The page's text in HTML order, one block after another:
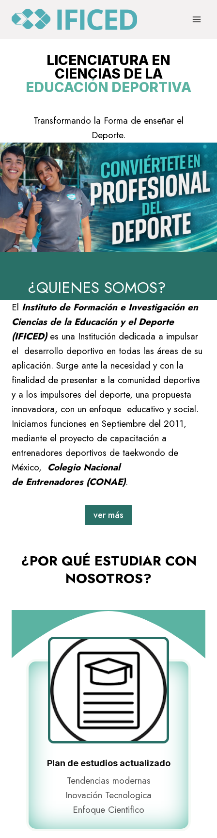
LICENCIATURA EN
CIENCIAS DE LA
EDUCACIÓN DEPORTIVA
Transformando la Forma de enseñar el
Deporte.
¿QUIENES SOMOS?
El Instituto de Formación e Investigación en
Ciencias de la Educación y el Deporte
(IFICED)es una Institución dedicada a impulsar
el desarrollo deportivo en todas las áreas de su
aplicación. Surge ante la necesidad y con la
finalidad de presentar a la comunidad deportiva
y a los impulsores del deporte, una propuesta
innovadora, con un enfoque educativo y social.
Iniciamos funciones en Septiembre del 2011,
mediante el proyecto de capacitación a
entrenadores deportivos de taekwondo de
México, Colegio Nacional
de Entrenadores (CONAE).
ver más
¿POR QUÉ ESTUDIAR CON
NOSOTROS?
Plan de estudios actualizado​
Tendencias modernas
Inovación Tecnologica
Enfoque Cientifico